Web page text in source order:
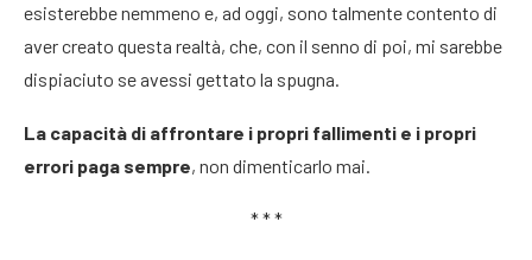
esisterebbe nemmeno e, ad oggi, sono talmente contento di
aver creato questa realtà, che, con il senno di poi, mi sarebbe
dispiaciuto se avessi gettato la spugna.
La capacità di affrontare i propri fallimenti e i propri
errori paga sempre, non dimenticarlo mai.
* * *